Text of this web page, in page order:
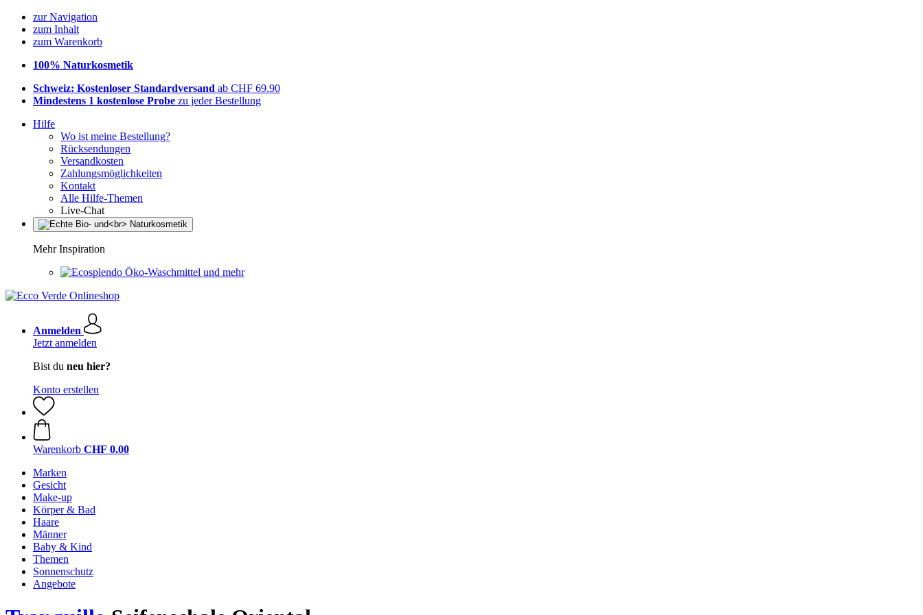
zur Navigation
zum Inhalt
zum Warenkorb
100% Naturkosmetik
Schweiz: Kostenloser Standardversand ab CHF 69.90
Mindestens 1 kostenlose Probe zu jeder Bestellung
Hilfe
Wo ist meine Bestellung?
Rücksendungen
Versandkosten
Zahlungsmöglichkeiten
Kontakt
Alle Hilfe-Themen
Live-Chat
Mehr Inspiration
Öko-Waschmittel und mehr
Anmelden
Jetzt anmelden
Bist du neu hier?
Konto erstellen
Warenkorb CHF 0.00
Marken
Gesicht
Make-up
Körper & Bad
Haare
Männer
Baby & Kind
Themen
Sonnenschutz
Angebote